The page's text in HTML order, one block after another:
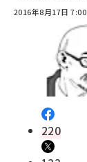
2016年8月17日 7:00
220